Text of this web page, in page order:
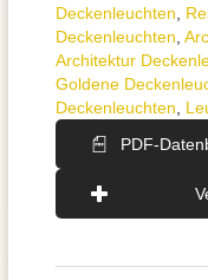
Deckenleuchten
Deckenleuchten
Architektur
Goldene
Deckenleuchten
PDF-